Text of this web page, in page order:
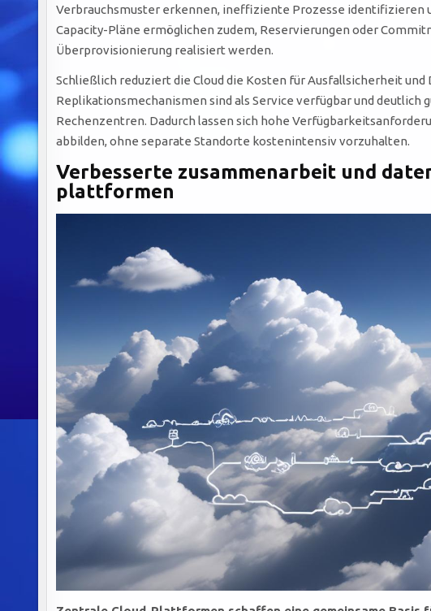
Verbrauchsmuster erkennen, ineffiziente Prozesse identifizieren
Capacity-Pläne ermöglichen zudem, Reservierungen oder
Überprovisionierung realisiert werden.
Schließlich reduziert die Cloud die Kosten für Ausfallsicherheit und
Replikationsmechanismen sind als Service verfügbar und deutlich
Rechenzentren. Dadurch lassen sich hohe
abbilden, ohne separate Standorte kostenintensiv vorzuhalten.
Verbesserte zusammenarbeit und
plattformen